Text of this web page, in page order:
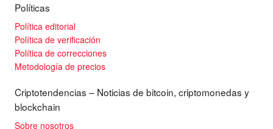
Políticas
Política editorial
Política de verificación
Política de correcciones
Metodología de precios
Criptotendencias – Noticias de bitcoin, criptomonedas y
blockchain
Sobre nosotros